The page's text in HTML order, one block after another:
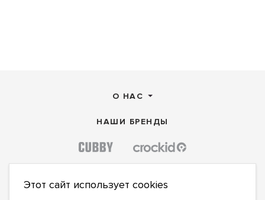
О НАС
НАШИ БРЕНДЫ
Этот сайт использует cookies